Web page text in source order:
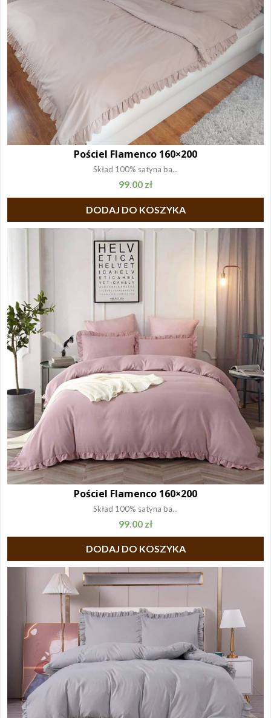
Pościel Flamenco 160×200
Skład 100% satyna ba...
99.00 zł
DODAJ DO KOSZYKA
Pościel Flamenco 160×200
Skład 100% satyna ba...
99.00 zł
DODAJ DO KOSZYKA